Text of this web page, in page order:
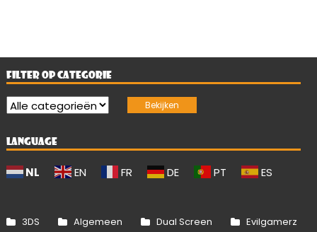
FILTER OP CATEGORIE
LANGUAGE
NL EN FR DE PT ES
3DS Algemeen Dual Screen Evilgamerz